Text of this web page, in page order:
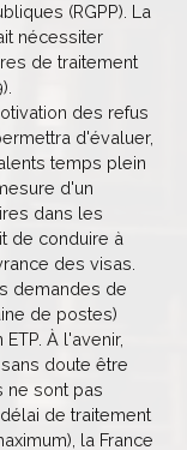
(RGPP). La
nécessiter
de traitement
des refus
d'évaluer,
temps plein
d'un
dans les
de conduire à
des visas.
demandes de
de postes)
À l'avenir,
doute être
ne sont pas
de traitement
la France